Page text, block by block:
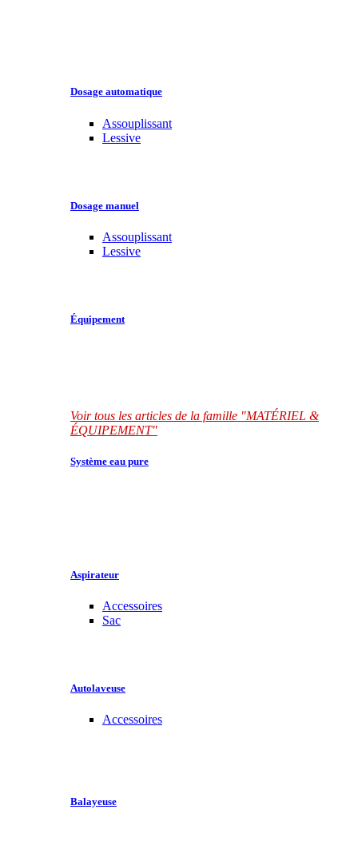
Dosage automatique
Assouplissant
Lessive
Dosage manuel
Assouplissant
Lessive
Équipement
Voir tous les articles de la famille "MATÉRIEL &
ÉQUIPEMENT"
Système eau pure
Aspirateur
Accessoires
Sac
Autolaveuse
Accessoires
Balayeuse